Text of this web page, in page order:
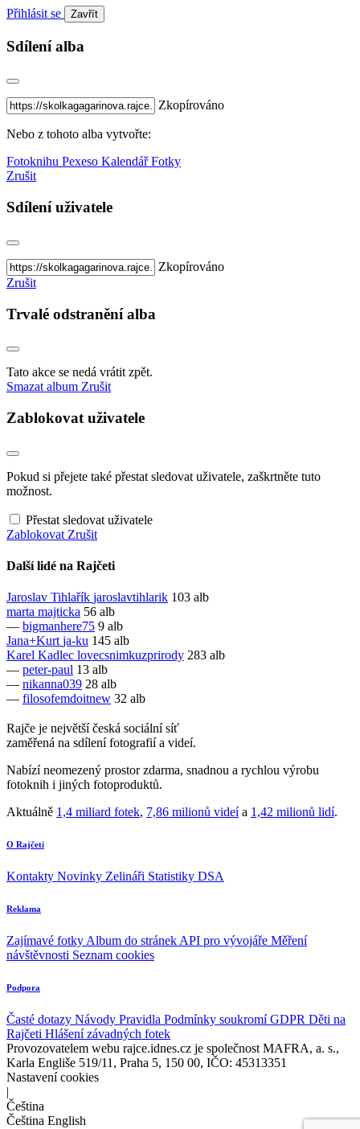
Přihlásit se Zavřít
Sdílení alba
Zkopírováno
Nebo z tohoto alba vytvořte:
Fotoknihu Pexeso KalendářFotky
Zrušit
Sdílení uživatele
Zkopírováno
Zrušit
Trvalé odstranění alba
Tato akce se nedá vrátit zpět.
Smazat album Zrušit
Zablokovat uživatele
Pokud si přejete také přestat sledovat uživatele, zaškrtněte tuto
možnost.
Přestat sledovat uživatele
Zablokovat Zrušit
Další lidé na Rajčeti
Jaroslav Tihlařík jaroslavtihlarik 103 alb
marta majticka 56 alb
— bigmanhere75 9 alb
Jana+Kurt ja-ku 145 alb
Karel Kadlec lovecsnimkuzprirody 283 alb
— peter-paul 13 alb
— nikanna039 28 alb
— filosofemdoitnew 32 alb
Rajče je největší česká sociální síť
zaměřená na sdílení fotografií a videí.
Nabízí neomezený prostor zdarma, snadnou a rychlou výrobu
fotoknih i jiných fotoproduktů.
Aktuálně 1,4 miliard fotek, 7,86 milionů videía 1,42 milionů lidí.
O Rajčeti
Kontakty Novinky Zelináři Statistiky DSA
Reklama
Zajímavé fotky Album do stránek API pro vývojáře Měření
návštěvnosti Seznam cookies
Podpora
Časté dotazy Návody Pravidla Podmínky soukromíGDPR Děti na
Rajčeti Hlášení závadných fotek
Provozovatelem webu rajce.idnes.cz je společnost MAFRA, a. s.,
Karla Engliše 519/11, Praha 5, 150 00, IČO: 45313351
Nastavení cookies
|
Čeština
Čeština English